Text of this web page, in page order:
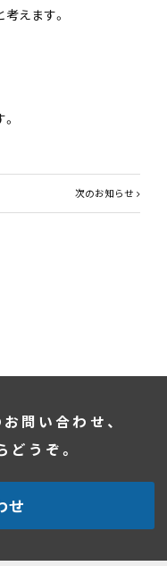
えます。
次のお知らせ
問い合わせ、
うぞ。
せ